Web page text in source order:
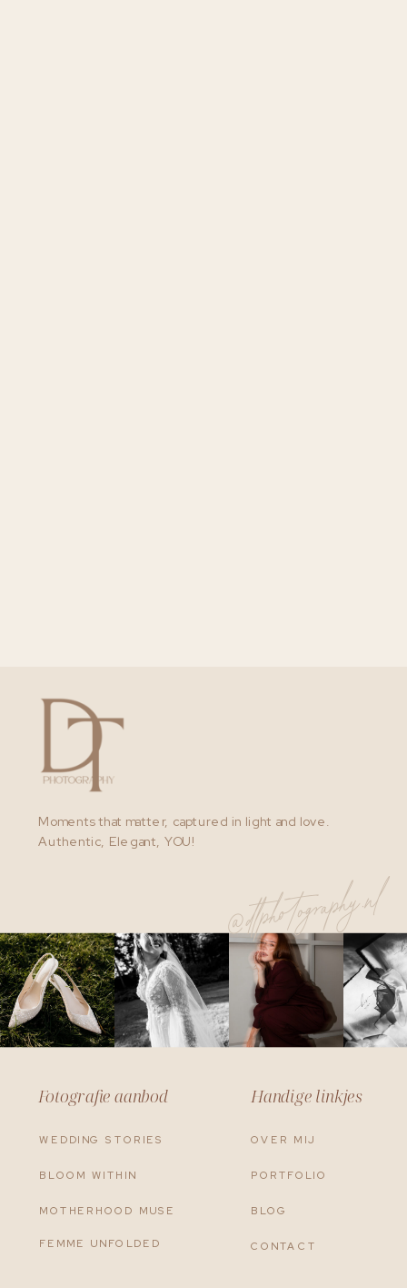
CONTACT
BLOG
PORTFOLIO
OVER MIJ
Handige linkjes
BLOOM WITHIN
MOTHERHOOD MUSE
WEDDING STORIES
Fotografie aanbod
@dtphotography.nl
Moments that matter, captured in light and love.
Authentic, Elegant, YOU!
FEMME UNFOLDED